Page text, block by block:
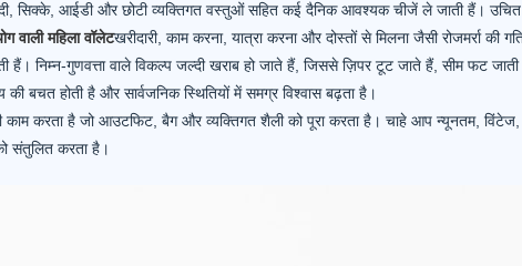
सिक्के, आईडी और छोटी व्यक्तिगत वस्तुओं सहित कई दैनिक आवश्यक चीजें ले जाती हैं। उचित
वाली महिला वॉलेटखरीदारी, काम करना, यात्रा करना और दोस्तों से मिलना जैसी रोजमर्रा की
निम्न-गुणवत्ता वाले विकल्प जल्दी खराब हो जाते हैं, जिससे ज़िपर टूट जाते हैं, सीम फट
बचत होती है और सार्वजनिक स्थितियों में समग्र विश्वास बढ़ता है।
करता है जो आउटफिट, बैग और व्यक्तिगत शैली को पूरा करता है। चाहे आप न्यूनतम, विंटेज,
संतुलित करता है।